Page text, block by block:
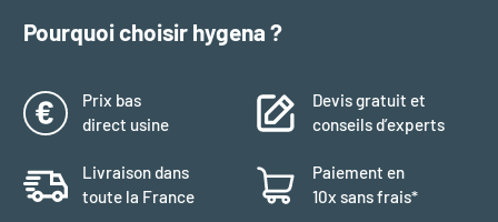
Pourquoi choisir hygena ?
Prix bas
direct usine
Devis gratuit et
conseils d’experts
Livraison dans
toute la France
Paiement en
10x sans frais*